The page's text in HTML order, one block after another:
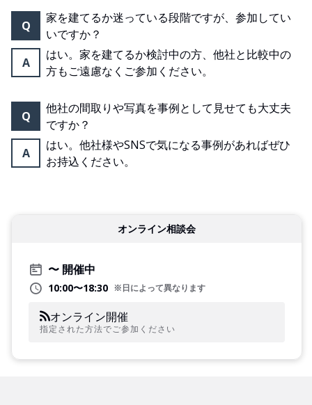
Q
家を建てるか迷っている段階ですが、参加してい
いですか？
A
はい。家を建てるか検討中の方、他社と比較中の
方もご遠慮なくご参加ください。
Q
他社の間取りや写真を事例として見せても大丈夫
ですか？
A
はい。他社様やSNSで気になる事例があればぜひ
お持込ください。
オンライン相談会
開催中
10:00〜18:30 ※日によって異なります
オンライン開催
指定された方法でご参加ください